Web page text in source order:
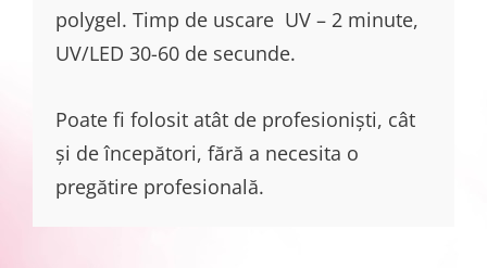
polygel. Timp de uscare UV – 2 minute,
UV/LED 30-60 de secunde.
Poate fi folosit atât de profesioniști, cât
și de începători, fără a necesita o
pregătire profesională.